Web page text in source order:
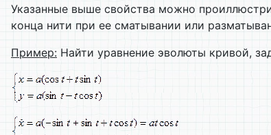
Указанные выше свойства можно
конца нити при ее сматывании или
Пример: Найти уравнение эволюты кривой,